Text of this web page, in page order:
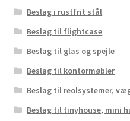
Beslag i rustfrit stål
Beslag til flightcase
Beslag til glas og spejle
Beslag til kontormøbler
Beslag til reolsystemer,
Beslag til tinyhouse, mini